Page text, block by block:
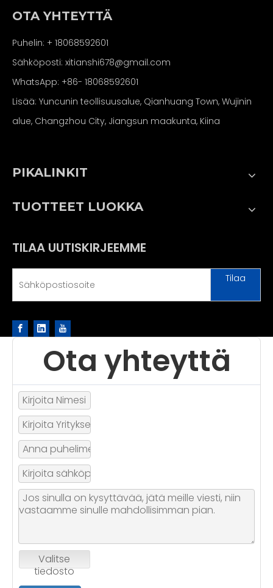
OTA YHTEYTTÄ
Puhelin: + 18068592601
Sähköposti: xitianshi678@gmail.com
WhatsApp: +86- 18068592601
Lisää: Yuncunin teollisuusalue, Qianhuang Town, Wujinin
alue, Changzhou City, Jiangsun maakunta, Kiina
PIKALINKIT
TUOTTEET LUOKKA
TILAA UUTISKIRJEEMME
Tilaa
Ota yhteyttä
Valitse
tiedosto